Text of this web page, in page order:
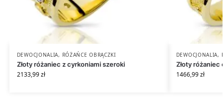
DEWOCJONALIA, RÓŻAŃCE OBRĄCZKI
Złoty różaniec z cyrkoniami szeroki
2133,99zł
DEWOCJONALIA,
Złoty
1466,99zł